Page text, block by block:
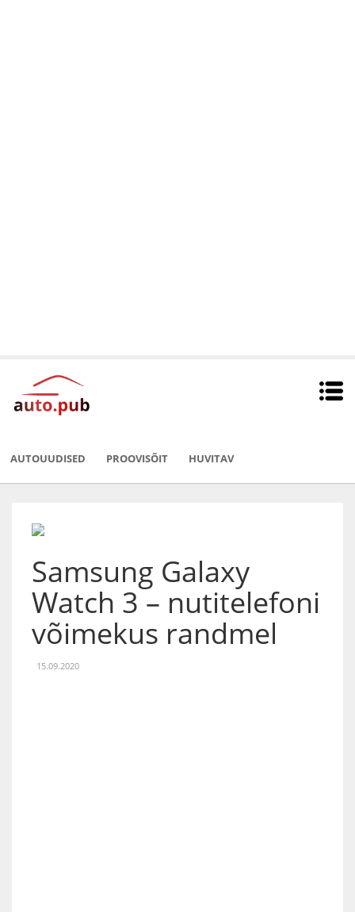
AUTOUUDISED PROOVISÕIT HUVITAV
Samsung Galaxy
Watch 3 – nutitelefoni
võimekus randmel
15.09.2020